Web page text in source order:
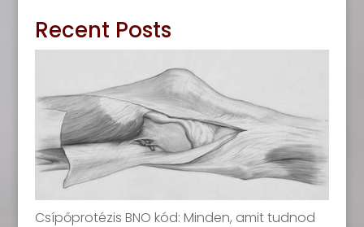
Recent Posts
Csípőprotézis BNO kód: Minden, amit tudnod